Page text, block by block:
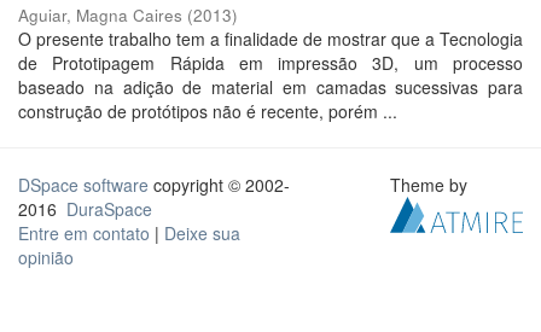
Aguiar, Magna Caires (2013)
O presente trabalho tem a finalidade de mostrar que a Tecnologia
de Prototipagem Rápida em impressão 3D, um processo
baseado na adição de material em camadas sucessivas para
construção de protótipos não é recente, porém ...
DSpace software copyright © 2002-
2016 DuraSpace
Entre em contato | Deixe sua
opinião
Theme by